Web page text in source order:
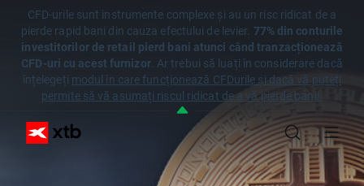
CFD-urile sunt instrumente complexe și au un risc ridicat de a
pierde rapid bani din cauza efectului de levier. 77% din conturile
investitorilor de retail pierd bani atunci când tranzacționează
CFD-uri cu acest furnizor. Ar trebui să luați în considerare dacă
înțelegeți modul în care funcționează CFDurile și dacă vă puteți
permite să vă asumați riscul ridicat de a vă pierde banii.